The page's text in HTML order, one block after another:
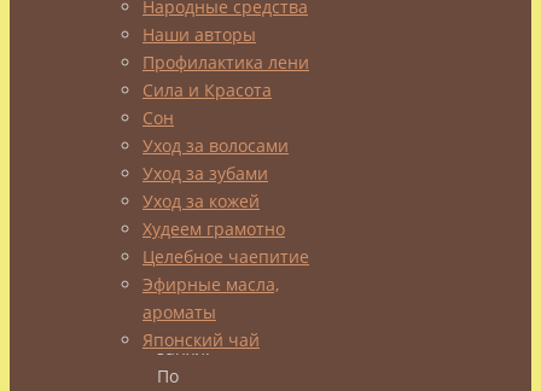
по
жиму
штанги
лежа,
памяти
героя
России
майора
А.В.
Совгиренко.
Третье
место
занял.
По
Народные средства
Наши авторы
Профилактика лени
Сила и Красота
Сон
Уход за волосами
Уход за зубами
Уход за кожей
Худеем грамотно
Целебное чаепитие
Эфирные масла,
ароматы
Японский чай